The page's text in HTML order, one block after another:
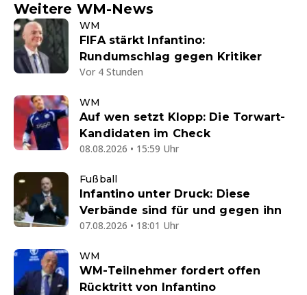
Weitere WM-News
WM
FIFA stärkt Infantino:
Rundumschlag gegen Kritiker
Vor 4 Stunden
WM
Auf wen setzt Klopp: Die Torwart-
Kandidaten im Check
08.08.2026 • 15:59 Uhr
Fußball
Infantino unter Druck: Diese
Verbände sind für und gegen ihn
07.08.2026 • 18:01 Uhr
WM
WM-Teilnehmer fordert offen
Rücktritt von Infantino